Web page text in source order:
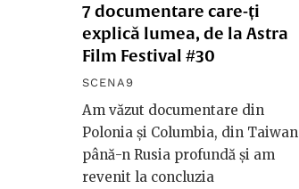
7 documentare care-ți
explică lumea, de la Astra
Film Festival #30
SCENA9
Am văzut documentare din
Polonia și Columbia, din Taiwan
până-n Rusia profundă și am
revenit la concluzia